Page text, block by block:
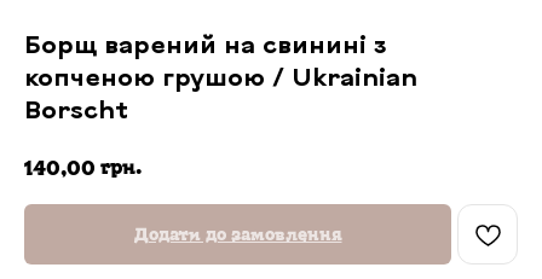
Борщ варений на свинині з
копченою грушою / Ukrainian
Borscht
140,00 грн.
Додати до замовлення